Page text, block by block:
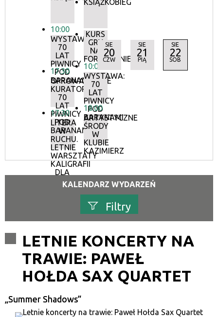
10:00
WYSTAWA:
70
LAT
PIWNICY
POD
BARANAMI
17:30
OPROWADZANIE
KURATORSKIE:
70
LAT
PIWNICY
POD
BARANAMI
17:30
LITERA
W
RUCHU.
LETNIE
WARSZTATY
KALIGRAFII
DLA
DOROSŁYCH
KSIĄŻKOBIEG
KURS
GRY
NA
FORTEPIANIE
10:00
WYSTAWA:
70
LAT
PIWNICY
POD
BARANAMI
18:00
ARTYSTYCZNE
ŚRODY
W
KLUBIE
KAZIMIERZ
SIE
20
CZW
SIE
21
PIĄ
SIE
22
SOB
KALENDARZ WYDARZEŃ
Filtry
Kategoria
Trwające w zakresie
Miejsce
LETNIE KONCERTY NA
TRAWIE: PAWEŁ
HOŁDA SAX QUARTET
„Summer Shadows”